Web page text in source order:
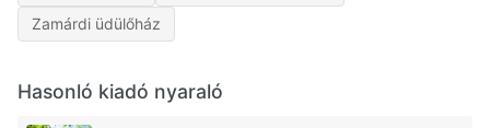
Zamárdi üdülőház
Hasonló kiadó nyaraló